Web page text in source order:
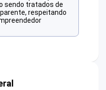
sendo tratados de
respeitando